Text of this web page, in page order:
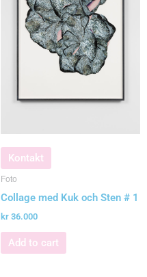
Kontakt
Foto
Collage med Kuk och Sten # 1
kr 36.000
Add to cart